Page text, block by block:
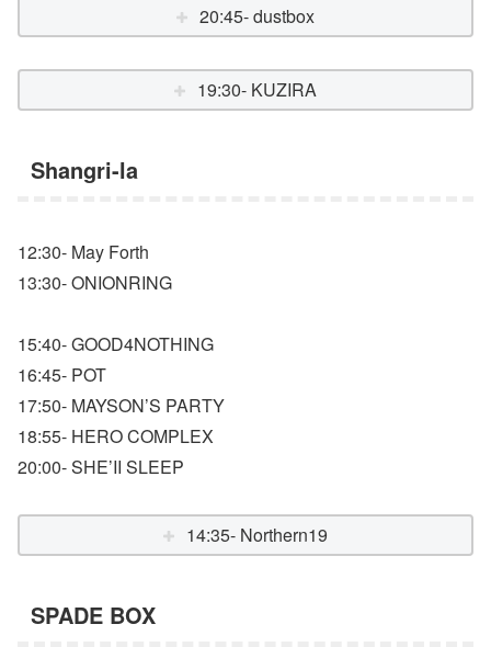
20:45- dustbox
19:30- KUZIRA
Shangri-la
12:30- May Forth
13:30- ONIONRING
15:40- GOOD4NOTHING
16:45- POT
17:50- MAYSON’S PARTY
18:55- HERO COMPLEX
20:00- SHE’II SLEEP
14:35- Northern19
SPADE BOX